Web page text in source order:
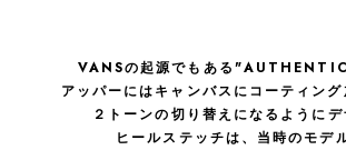
VANSの起源でもある
アッパーにはキャンバスにコーティング
２トーンの切り替えになるようにデ
ヒールステッチは、当時のモデ